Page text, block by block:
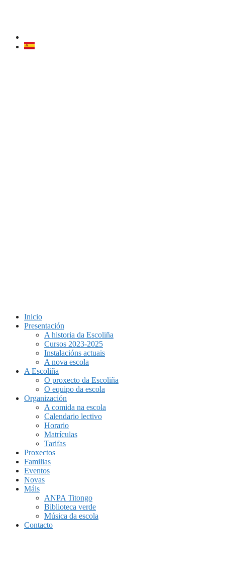
Inicio
Presentación
A historia da Escoliña
Cursos 2023-2025
Instalacións actuais
A nova escola
A Escoliña
O proxecto da Escoliña
O equipo da escola
Organización
A comida na escola
Calendario lectivo
Horario
Matrículas
Tarifas
Proxectos
Familias
Eventos
Novas
Máis
ANPA Titongo
Biblioteca verde
Música da escola
Contacto